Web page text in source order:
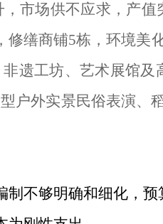
市场供不应求，产值
修缮商铺5栋，环境美
遗工坊、艺术展馆
户外实景民俗表演、
不够明确和细化，